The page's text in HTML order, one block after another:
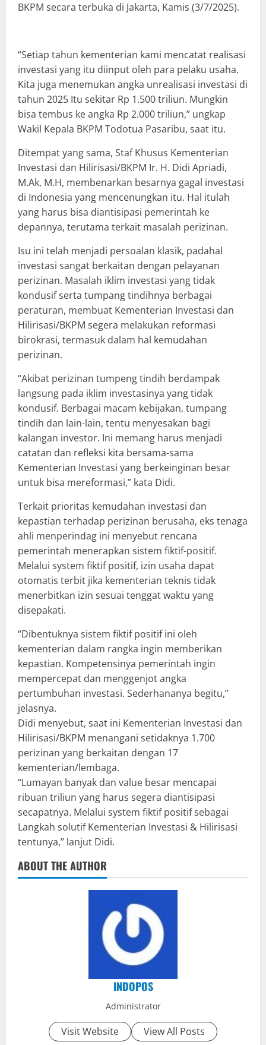
BKPM secara terbuka di Jakarta, Kamis (3/7/2025).
“Setiap tahun kementerian kami mencatat realisasi
investasi yang itu diinput oleh para pelaku usaha.
Kita juga menemukan angka unrealisasi investasi di
tahun 2025 Itu sekitar Rp 1.500 triliun. Mungkin
bisa tembus ke angka Rp 2.000 triliun,” ungkap
Wakil Kepala BKPM Todotua Pasaribu, saat itu.
Ditempat yang sama, Staf Khusus Kementerian
Investasi dan Hilirisasi/BKPM Ir. H. Didi Apriadi,
M.Ak, M.H, membenarkan besarnya gagal investasi
di Indonesia yang mencenungkan itu. Hal itulah
yang harus bisa diantisipasi pemerintah ke
depannya, terutama terkait masalah perizinan.
Isu ini telah menjadi persoalan klasik, padahal
investasi sangat berkaitan dengan pelayanan
perizinan. Masalah iklim investasi yang tidak
kondusif serta tumpang tindihnya berbagai
peraturan, membuat Kementerian Investasi dan
Hilirisasi/BKPM segera melakukan reformasi
birokrasi, termasuk dalam hal kemudahan
perizinan.
“Akibat perizinan tumpeng tindih berdampak
langsung pada iklim investasinya yang tidak
kondusif. Berbagai macam kebijakan, tumpang
tindih dan lain-lain, tentu menyesakan bagi
kalangan investor. Ini memang harus menjadi
catatan dan refleksi kita bersama-sama
Kementerian Investasi yang berkeinginan besar
untuk bisa mereformasi,” kata Didi.
Terkait prioritas kemudahan investasi dan
kepastian terhadap perizinan berusaha, eks tenaga
ahli menperindag ini menyebut rencana
pemerintah menerapkan sistem fiktif-positif.
Melalui system fiktif positif, izin usaha dapat
otomatis terbit jika kementerian teknis tidak
menerbitkan izin sesuai tenggat waktu yang
disepakati.
“Dibentuknya sistem fiktif positif ini oleh
kementerian dalam rangka ingin memberikan
kepastian. Kompetensinya pemerintah ingin
mempercepat dan menggenjot angka
pertumbuhan investasi. Sederhananya begitu,’’
jelasnya.
Didi menyebut, saat ini Kementerian Investasi dan
Hilirisasi/BKPM menangani setidaknya 1.700
perizinan yang berkaitan dengan 17
kementerian/lembaga.
“Lumayan banyak dan value besar mencapai
ribuan triliun yang harus segera diantisipasi
secapatnya. Melalui system fiktif positif sebagai
Langkah solutif Kementerian Investasi & Hilirisasi
tentunya,’’ lanjut Didi.
ABOUT THE AUTHOR
INDOPOS
Administrator
Visit Website View All Posts